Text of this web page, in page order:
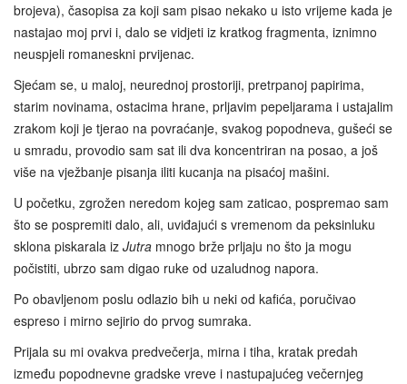
brojeva), časopisa za koji sam pisao nekako u isto vrijeme kada je
nastajao moj prvi i, dalo se vidjeti iz kratkog fragmenta, iznimno
neuspjeli romaneskni prvijenac.
Sjećam se, u maloj, neurednoj prostoriji, pretrpanoj papirima,
starim novinama, ostacima hrane, prljavim pepeljarama i ustajalim
zrakom koji je tjerao na povraćanje, svakog popodneva, gušeći se
u smradu, provodio sam sat ili dva koncentriran na posao, a još
više na vježbanje pisanja iliti kucanja na pisaćoj mašini.
U početku, zgrožen neredom kojeg sam zaticao, pospremao sam
što se pospremiti dalo, ali, uviđajući s vremenom da peksinluku
sklona piskarala iz Jutra mnogo brže prljaju no što ja mogu
počistiti, ubrzo sam digao ruke od uzaludnog napora.
Po obavljenom poslu odlazio bih u neki od kafića, poručivao
espreso i mirno sejirio do prvog sumraka.
Prijala su mi ovakva predvečerja, mirna i tiha, kratak predah
između popodnevne gradske vreve i nastupajućeg večernjeg